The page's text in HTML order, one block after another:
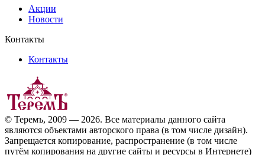
Акции
Новости
Контакты
Контакты
© Теремъ, 2009 — 2026. Все материалы данного сайта
являются объектами авторского права (в том числе дизайн).
Запрещается копирование, распространение (в том числе
путём копирования на другие сайты и ресурсы в Интернете)